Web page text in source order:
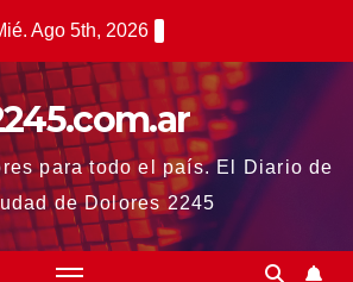
Ago 5th, 2026
para todo el país. El Diario de
de Dolores 2245